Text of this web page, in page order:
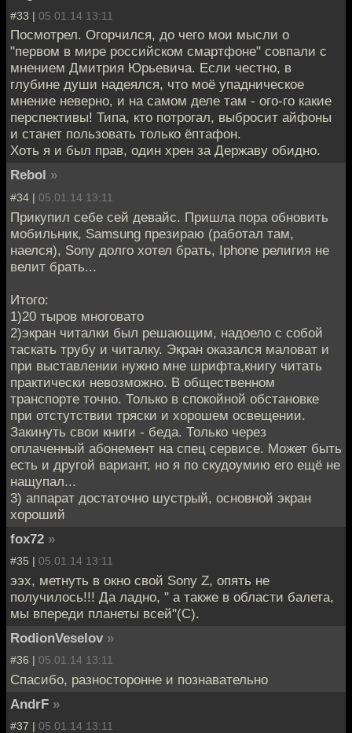
#33 | 05.01.14 13:11
Посмотрел. Огорчился, до чего мои мысли о
"первом в мире российском смартфоне" совпали с
мнением Дмитрия Юрьевича. Если честно, в
глубине души надеялся, что моё упадническое
мнение неверно, и на самом деле там - ого-го какие
перспективы! Типа, кто потрогал, выбросит айфоны
и станет пользовать только ёптафон.
Хоть я и был прав, один хрен за Державу обидно.
Rebol »
#34 | 05.01.14 13:11
Прикупил себе сей девайс. Пришла пора обновить
мобильник, Samsung презираю (работал там,
наелся), Sony долго хотел брать, Iphone религия не
велит брать...
Итого:
1)20 тыров многовато
2)экран читалки был решающим, надоело с собой
таскать трубу и читалку. Экран оказался маловат и
при выставлении нужно мне шрифта,книгу читать
практически невозможно. В общественном
транспорте точно. Только в спокойной обстановке
при отстутствии тряски и хорошем освещении.
Закинуть свои книги - беда. Только через
оплаченный абонемент на спец сервисе. Может быть
есть и другой вариант, но я по скудоумию его ещё не
нащупал...
3) аппарат достаточно шустрый, основной экран
хороший
fox72 »
#35 | 05.01.14 13:11
ээх, метнуть в окно свой Sony Z, опять не
получилось!!! Да ладно, " а также в области балета,
мы впереди планеты всей"(С).
RodionVeselov »
#36 | 05.01.14 13:11
Спасибо, разносторонне и познавательно
AndrF »
#37 | 05.01.14 13:11